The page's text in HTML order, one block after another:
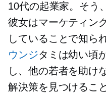
10代の起業家。そう
彼女はマーケティン
していることで知ら
ウンジタミは幼い頃
し、他の若者を助け
解決策を見つけるこ